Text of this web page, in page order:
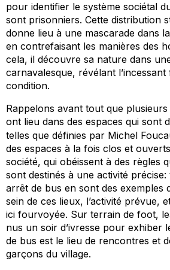
pour identifier le système sociétal
sont prisonniers. Cette distribution
donne lieu à une mascarade dans
en contrefaisant les manières des
cela, il découvre sa nature dans
carnavalesque, révélant
condition.
Rappelons avant tout que
ont lieu dans des espaces qui sont
telles que définies par Michel
des espaces à la fois clos et
société, qui obéissent à des règles
sont destinés à une activité
arrêt de bus en sont des exemples
sein de ces lieux, l’activité prévue,
ici fourvoyée. Sur terrain de foot,
nus un soir d’ivresse pour exhiber
de bus est le lieu de rencontres et
garçons du village.